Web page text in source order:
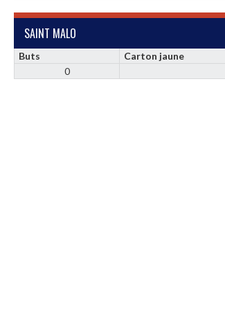
SAINT MALO
Buts Carton jaune
0